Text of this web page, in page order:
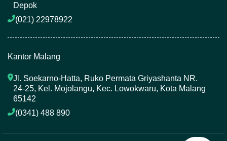
Depok
(021) 22978922
Kantor Malang
Jl. Soekarno-Hatta, Ruko Permata Griyashanta NR.
24-25, Kel. Mojolangu, Kec. Lowokwaru, Kota Malang
65142
(0341) 488 890